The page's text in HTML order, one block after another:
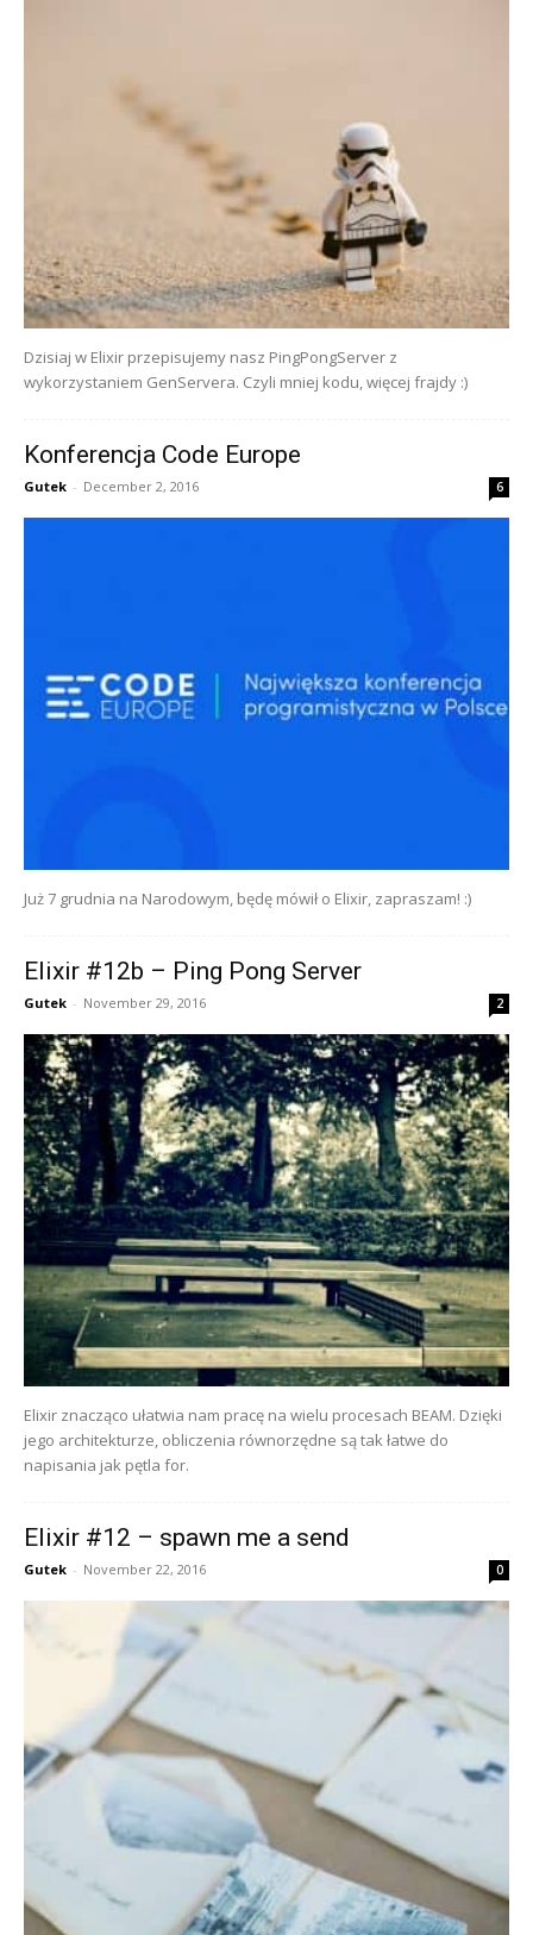
Dzisiaj w Elixir przepisujemy nasz PingPongServer z
wykorzystaniem GenServera. Czyli mniej kodu, więcej frajdy :)
Konferencja Code Europe
Gutek - December 2, 2016 6
Już 7 grudnia na Narodowym, będę mówił o Elixir, zapraszam! :)
Elixir #12b – Ping Pong Server
Gutek - November 29, 2016 2
Elixir znacząco ułatwia nam pracę na wielu procesach BEAM. Dzięki
jego architekturze, obliczenia równorzędne są tak łatwe do
napisania jak pętla for.
Elixir #12 – spawn me a send
Gutek - November 22, 2016 0